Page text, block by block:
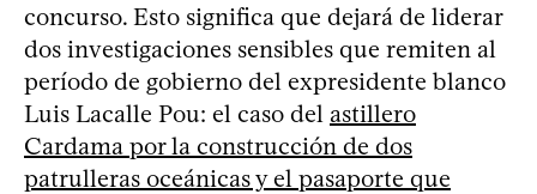
concurso. Esto significa que dejará de liderar
dos investigaciones sensibles que remiten al
período de gobierno del expresidente blanco
Luis Lacalle Pou: el caso del astillero
Cardama por la construcción de dos
patrulleras oceánicas y el pasaporte que